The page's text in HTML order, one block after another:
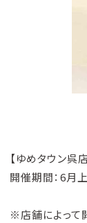
【ゆめタウン呉
開催期間：6月
※店舗によって